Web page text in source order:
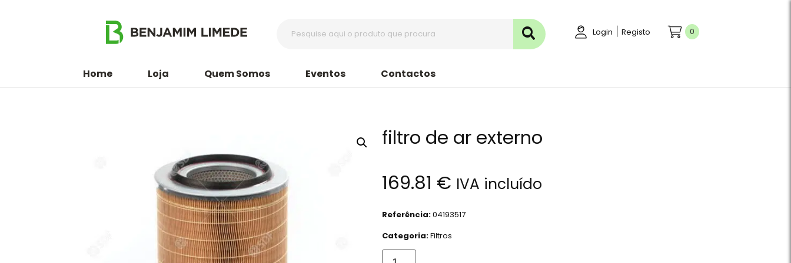
Login Registo 0
Home Loja Quem Somos Eventos Contactos
filtro de ar externo
169.81 € IVA incluído
Referência:04193517
Categoria:Filtros